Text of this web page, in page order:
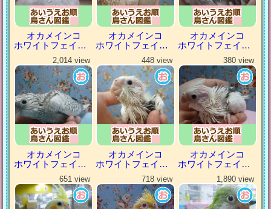
オカメインコ
ホワイトフェイスシナモン
オカメインコ
ホワイトフェイスシナモンパール
オカメインコ
ホワイトフェイスシナモンパイド
2,014 view
オカメインコ
ホワイトフェイスパール
448 view
オカメインコ
ホワイトフェイスパイド
380 view
オカメインコ
ホワイトフェイスヘビーパイド
651 view 718 view 1,890 view